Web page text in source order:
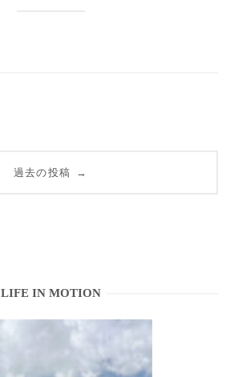
過去の投稿 →
LIFE IN MOTION